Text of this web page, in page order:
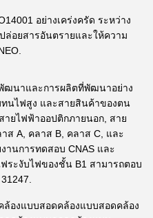
อย่างเคร่งครัด ระหว่าง
อยสารอันตรายและให้ความ
ฒนาและการผลิตที่พัฒนาอย่าง
นไฟสูง และสายสินค้าของตน
ายไฟฟ้าออปติกภายนอก, สาย
ส A, คลาส B, คลาส C, และ
านการทดสอบ CNAS และ
ระงับไฟของชั้น B1 สามารถตอบ
องแบบสอดคล้องแบบสอดคล้อง